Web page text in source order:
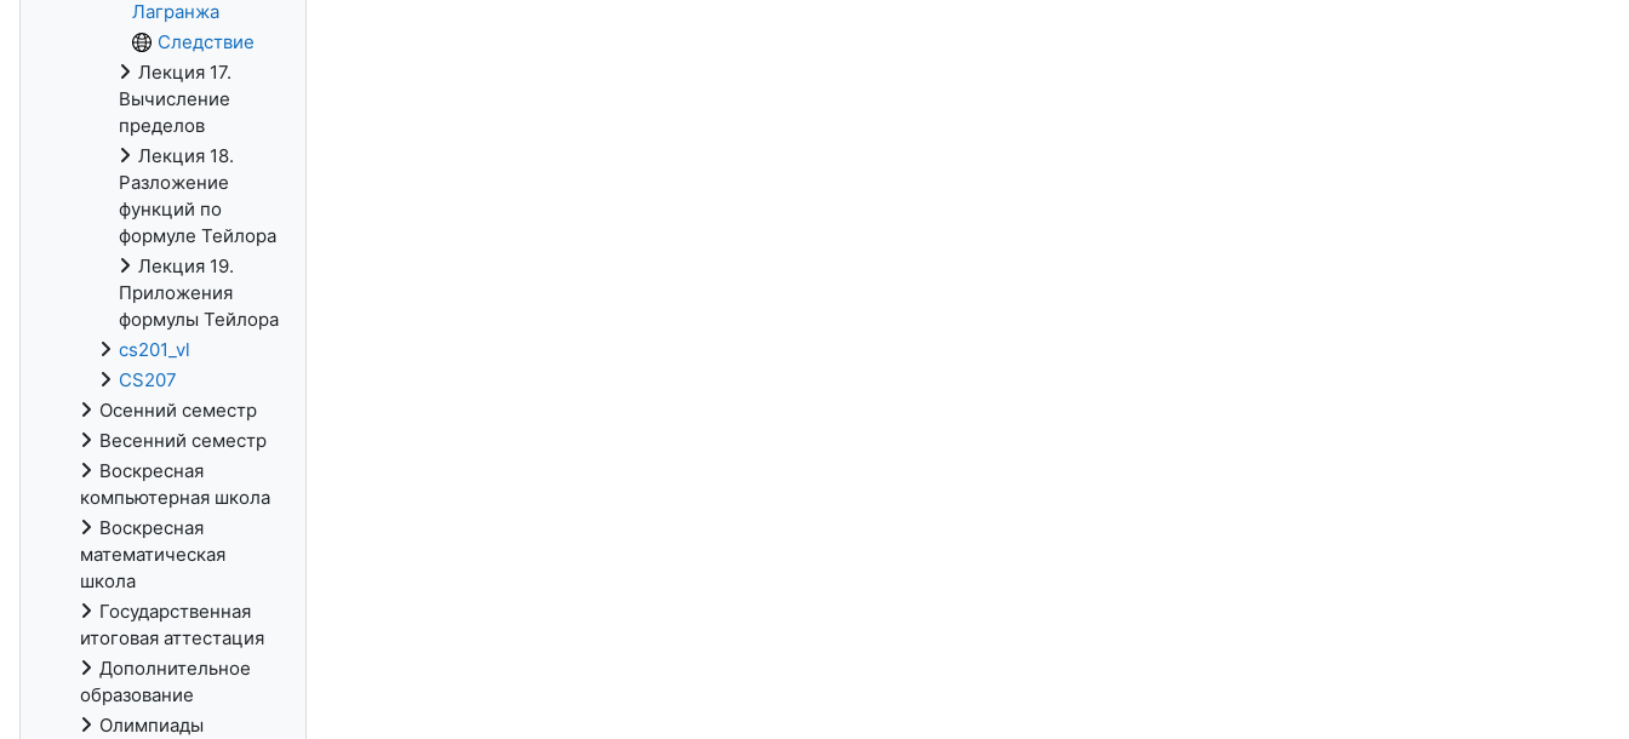
Лагранжа
Следствие
Лекция 17.
Вычисление
пределов
Лекция 18.
Разложение
функций по
формуле Тейлора
Лекция 19.
Приложения
формулы Тейлора
cs201_vl
CS207
Осенний семестр
Весенний семестр
Воскресная
компьютерная школа
Воскресная
математическая
школа
Государственная
итоговая аттестация
Дополнительное
образование
Олимпиады